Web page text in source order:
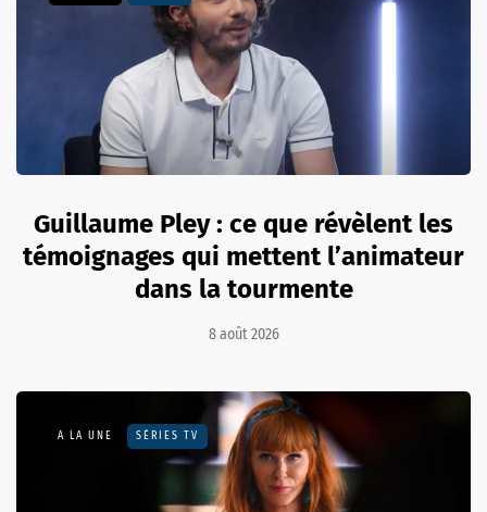
Guillaume Pley : ce que révèlent les
témoignages qui mettent l’animateur
dans la tourmente
8 août 2026
A LA UNE SÉRIES TV